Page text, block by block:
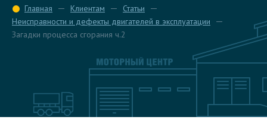
Главная Клиентам
Статьи
Неисправности и дефекты двигателей в эксплуатации
Загадки процесса сгорания ч.2